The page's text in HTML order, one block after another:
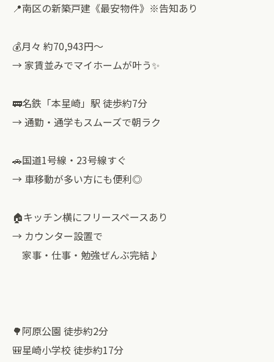
📍南区の新築戸建《最安物件》※告知あり
💰月々 約70,943円〜
→ 家賃並みでマイホームが叶う✨
🚃名鉄「本星崎」駅 徒歩約7分
→ 通勤・通学もスムーズで朝ラク
🚗国道1号線・23号線すぐ
→ 車移動が多い方にも便利◎
🏠キッチン横にフリースペースあり
→ カウンター設置で
家事・仕事・勉強ぜんぶ完結♪
🌳阿原公園 徒歩約2分
🎒星崎小学校 徒歩約17分